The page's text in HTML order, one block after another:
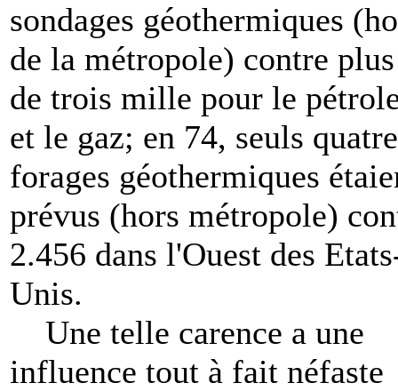
sondages géothermiques
de la métropole) contre plus
de trois mille pour le
et le gaz; en 74, seuls quatre
forages géothermiques
prévus (hors métropole)
2.456 dans l'Ouest des
Unis.
Une telle carence a une
influence tout à fait néfaste